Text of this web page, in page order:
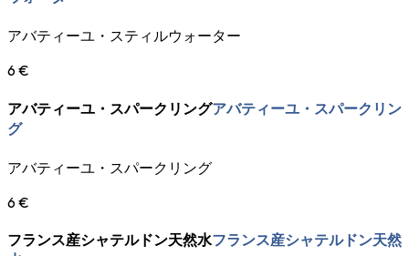
アバティーユ・スティルウォーター
6 €
アバティーユ・スパークリングアバティーユ・スパークリン
グ
アバティーユ・スパークリング
6 €
フランス産シャテルドン天然水フランス産シャテルドン天然